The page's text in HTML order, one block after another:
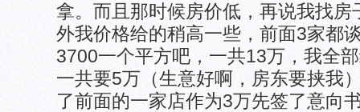
拿。而且那时候房价低，再说我找房
外我价格给的稍高一些，前面3家都
3700一个平方吧，一共13万，我全
一共要5万（生意好啊，房东要挟我
了前面的一家店作为3万先签了意向